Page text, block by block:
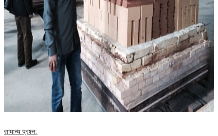
प्रस्तुत
सामान्य प्रश्न: